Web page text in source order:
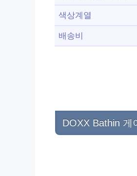
색상계열
배송비
DOXX Bathin 게